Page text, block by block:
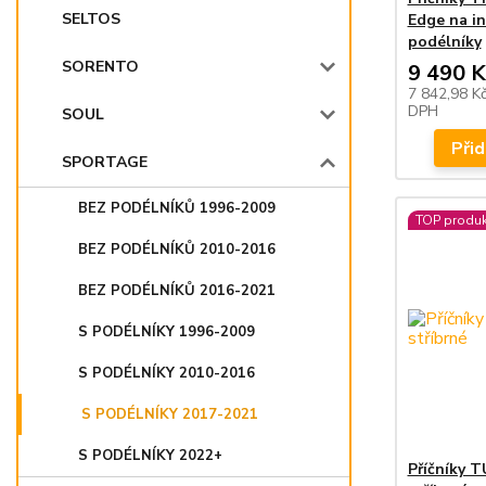
SELTOS
SORENTO
SOUL
SPORTAGE
BEZ PODÉLNÍKŮ 1996-2009
BEZ PODÉLNÍKŮ 2010-2016
BEZ PODÉLNÍKŮ 2016-2021
S PODÉLNÍKY 1996-2009
S PODÉLNÍKY 2010-2016
S PODÉLNÍKY 2017-2021
S PODÉLNÍKY 2022+
Edge na
podélníky
9 490
7 842,98
DPH
TOP
Příčníky